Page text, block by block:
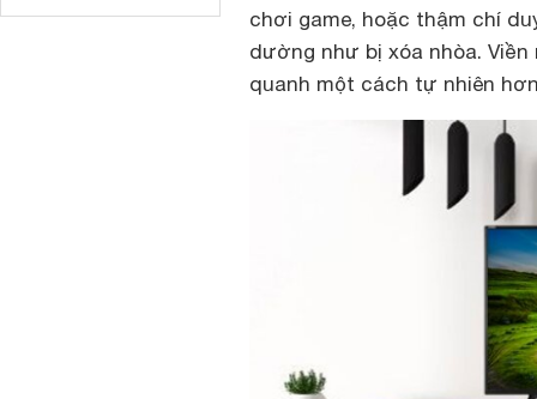
chơi game, hoặc thậm chí
dường như bị xóa nhòa.
quanh một cách tự nhiên